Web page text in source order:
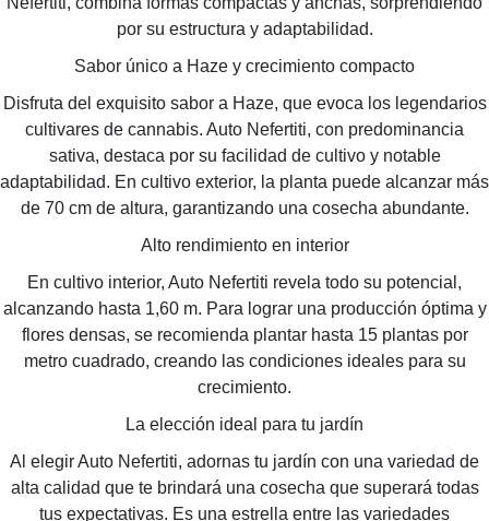
por su estructura y adaptabilidad.
Sabor único a Haze y crecimiento compacto
Disfruta del exquisito sabor a Haze, que evoca los legendarios
cultivares de cannabis. Auto Nefertiti, con predominancia
sativa, destaca por su facilidad de cultivo y notable
adaptabilidad. En cultivo exterior, la planta puede alcanzar más
de 70 cm de altura, garantizando una cosecha abundante.
Alto rendimiento en interior
En cultivo interior, Auto Nefertiti revela todo su potencial,
alcanzando hasta 1,60 m. Para lograr una producción óptima y
flores densas, se recomienda plantar hasta 15 plantas por
metro cuadrado, creando las condiciones ideales para su
crecimiento.
La elección ideal para tu jardín
Al elegir Auto Nefertiti, adornas tu jardín con una variedad de
alta calidad que te brindará una cosecha que superará todas
tus expectativas. Es una estrella entre las variedades